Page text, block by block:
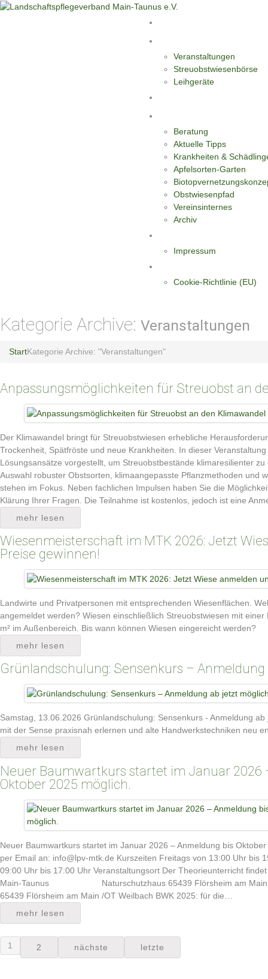
Veranstaltungen
Streuobstwiesenbörse
Leihgeräte
Beratung
Aktuelle Tipps
Krankheiten &
Apfelsorten-Garten
Obstwiesenpfad
Vereinsinternes
Archiv
Impressum
Cookie-Richtlinie (EU)
Kategorie Archive: Veranstaltungen
StartKategorie Archive: "Veranstaltungen"
Anpassungsmöglichkeiten für Streuobst an
Der Klimawandel bringt für Streuobstwiesen erhebliche
Trockenheit, Spätfröste und neue Krankheiten. In dieser
Lösungsansätze vorgestellt, um Streuobstbestände klimaresilienter
Auswahl robuster Obstsorten, klimaangepasste Pflanzmethoden und
stehen im Fokus. Neben fachlichen Impulsen haben Sie die
Klärung Ihrer Fragen. Die Teilnahme ist kostenlos, jedoch ist eine
mehr lesen
Wiesenmeisterschaft im MTK 2026: Jetzt
Preise gewinnen!
Landwirte und Privatpersonen mit entsprechenden Wiesenflächen.
angemeldet werden? Wiesen einschließlich Streuobstwiesen mit
m² im Außenbereich. Bis wann können Wiesen eingereicht werden?
mehr lesen
Grünlandschulung: Sensenkurs –
Samstag, 13.06.2026 Grünlandschulung: Sensenkurs - Anmeldung
mit der Sense praxisnah erlernen und alte Handwerkstechniken neu
mehr lesen
Neuer Baumwartkurs startet im Januar 2026
Oktober 2025 möglich.
Neuer Baumwartkurs startet im Januar 2026 – Anmeldung bis
per Email an: info@lpv-mtk.de Kurszeiten Freitags von 13:00 Uhr bis
09:00 Uhr bis 17:00 Uhr Veranstaltungsort Der Theorieunterricht
Main-Taunus Naturschutzhaus 65439 Flörsheim am
65439 Flörsheim am Main /OT Weilbach BWK 2025: für die…
mehr lesen
1 2 nächste letzte